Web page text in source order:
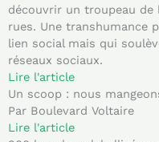
découvrir un troupeau de
rues. Une transhumance
lien social mais qui
réseaux sociaux.
Lire l'article
Un scoop : nous
Par Boulevard Voltaire
Lire l'article